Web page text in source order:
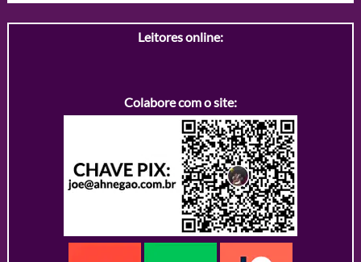
Leitores online:
Colabore com o site: